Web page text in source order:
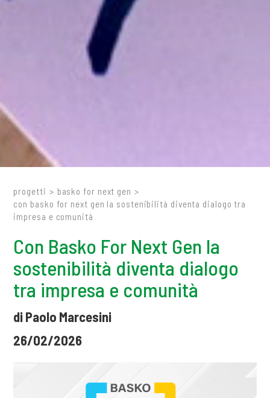
progetti > basko for next gen >
con basko for next gen la sostenibilità diventa dialogo tra
impresa e comunità
Con Basko For Next Gen la
sostenibilità diventa dialogo
tra impresa e comunità
di Paolo Marcesini
26/02/2026